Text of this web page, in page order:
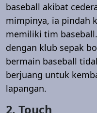
baseball akibat
mimpinya, ia pindah
memiliki tim
dengan klub sepak
bermain baseball
berjuang untuk
lapangan.
2. Touch